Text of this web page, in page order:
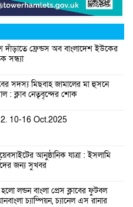
দাঁড়াতে ফ্রেন্ডস অব বাংলাদেশ ইউকের
সন্ধ্যা
সদস্য মিছবাহ জামালের মা হুসনে
: ক্লাব নেতৃবৃন্দের শোক
10-16 Oct.2025
আনুষ্ঠানিক যাত্রা : ইসলামি
জন্য সুখবর
লন্ডন বাংলা প্রেস ক্লাবের ফুটবল
চ্যাম্পিয়ন, চ্যানেল এস রানার